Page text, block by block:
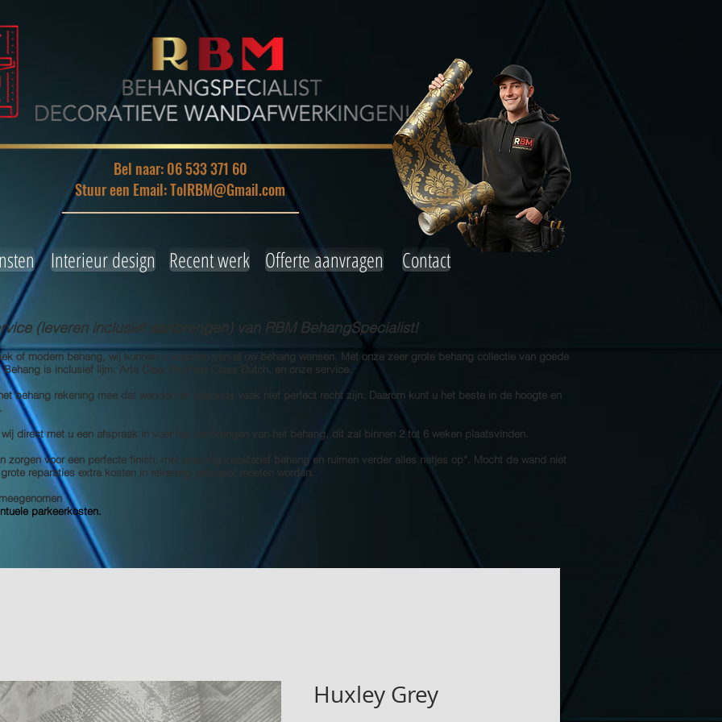
Bel naar: 06 533 371 60
Stuur een Email: TolRBM@Gmail.com
Interieur design Recent werk Offerte aanvragen Contact
(leveren inclusief aanbrengen) van RBM BehangSpecialist!
of modern behang, wij kunnen u voorzien van al uw behang wensen. Met onze zeer grote behang collectie van goede
is inclusief lijm: Arte Clear Pro/First Class Dutch, en onze service.
behang rekening mee dat wanden en plafonds vaak niet perfect recht zijn. Daarom kunt u het beste in de hoogte en
direct met u een afspraak in voor het aanbrengen van het behang, dit zal binnen 2 tot 6 weken plaatsvinden.
zorgen voor een perfecte finish, met prachtig kwalitatief behang en ruimen verder alles netjes op*. Mocht de wand niet
reparaties extra kosten in rekening gebracht moeten worden.
parkeerkosten.
Huxley Grey